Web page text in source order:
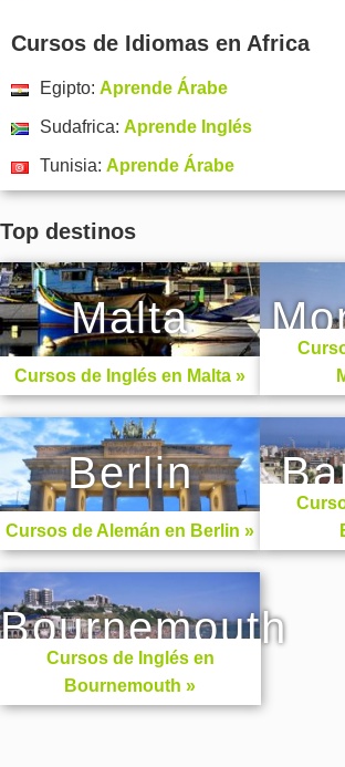
Cursos de Idiomas en Africa
Egipto: Aprende Árabe
Sudafrica: Aprende Inglés
Tunisia: Aprende Árabe
Top destinos
Malta
Cursos de Inglés en Malta »
Berlin
Cursos de Alemán en Berlin »
Bournemouth
Cursos de Inglés en
Bournemouth »